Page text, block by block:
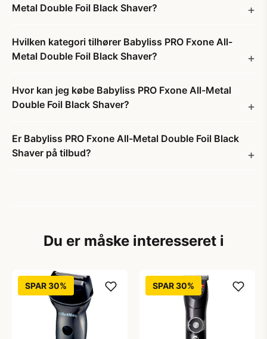
Metal Double Foil Black Shaver?
Hvilken kategori tilhører Babyliss PRO Fxone All-
Metal Double Foil Black Shaver?
Hvor kan jeg købe Babyliss PRO Fxone All-Metal
Double Foil Black Shaver?
Er Babyliss PRO Fxone All-Metal Double Foil Black
Shaver på tilbud?
Du er måske interesseret i
SPAR 30% SPAR 30%